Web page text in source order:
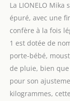
La LIONELO
épuré, avec une
confère à la fois
1 est dotée de
porte-bébé,
de pluie, bien
pour son
kilogrammes,